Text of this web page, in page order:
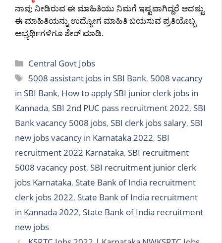
ನಾವು ನೀಡಿರುವ ಈ ಮಾಹಿತಿಯು ನಿಮಗೆ ಇಷ್ಟವಾಗಿದ್ದರೆ ಆದಷ್ಟು
ಈ ಮಾಹಿತಿಯನ್ನು ಉದ್ಯೋಗ ಮಾಹಿತಿ ಬಯಸುವ ಪ್ರತಿಯೊಬ್ಬ
ಅಭ್ಯರ್ಥಿಗಳಿಗೂ ಶೇರ್ ಮಾಡಿ.
Categories
Central Govt Jobs
Tags
5008 assistant jobs in SBI Bank, 5008 vacancy
in SBI Bank, How to apply SBI junior clerk jobs in
Kannada, SBI 2nd PUC pass recruitment 2022, SBI
Bank vacancy 5008 jobs, SBI clerk jobs salary, SBI
new jobs vacancy in Karnataka 2022, SBI
recruitment 2022 Karnataka, SBI recruitment
5008 vacancy post, SBI recruitment junior clerk
jobs Karnataka, State Bank of India recruitment
clerk jobs 2022, State Bank of India recruitment
in Kannada 2022, State Bank of India recruitment
new jobs